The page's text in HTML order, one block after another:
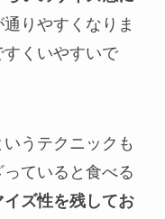
りやすくなりま
くいやすいで
うテクニックも
ていると食べる
イズ性を残してお